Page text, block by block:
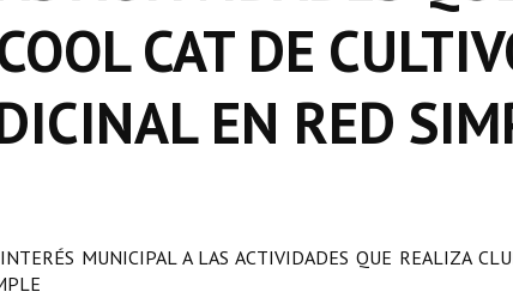
CAT DE
EN RED
MUNICIPAL A LAS ACTIVIDADES QUE REALIZA